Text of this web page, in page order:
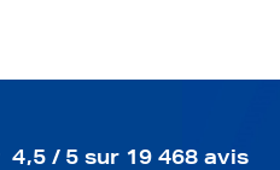
4,5 / 5 sur 19 468 avis